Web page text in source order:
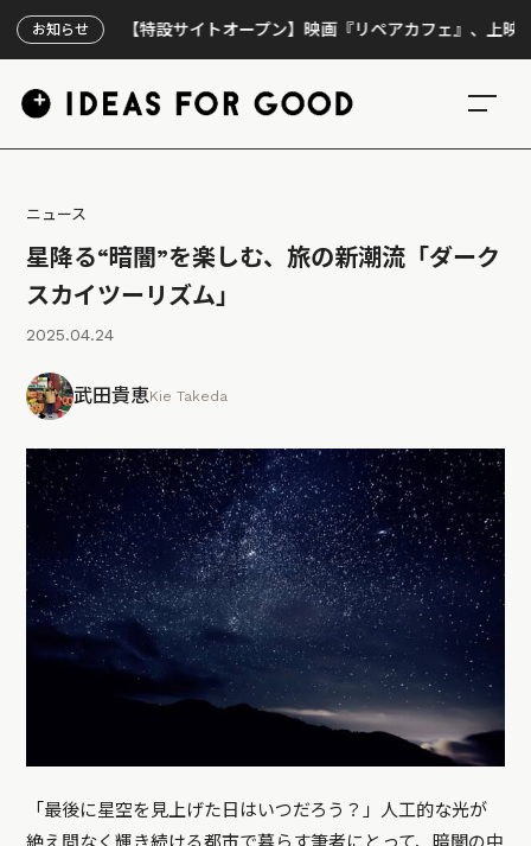
お知らせ
【特設サイトオープン】映画『リペアカフェ』、上映300回の
ニュース
星降る“暗闇”を楽しむ、旅の新潮流「ダーク
スカイツーリズム」
2025.04.24
武田貴恵Kie Takeda
「最後に星空を見上げた日はいつだろう？」人工的な光が